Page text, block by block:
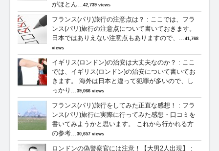
がほとん...42,739 views
フランス(パリ)旅行の注意点は？ : ここでは、フラ
ンス(パリ)旅行の注意点について書いておきます。
日本ではありえない注意点もありますので、...41,768
views
イギリス(ロンドン)の治安は大丈夫なのか？ : ここ
では、イギリス(ロンドン)の治安について書いてお
きます。 海外は日本と違って犯罪が多いので、し
っかり...39,066 views
フランス(パリ)旅行をしてみた正直な感想！ : フラ
ンス(パリ)旅行に実際に行ってみた感想・口コミを
書いてみようかと思います。 これから行かれる方
の参考...30,657 views
ロンドンの偽警察官には注意！【大男2人出現】
: